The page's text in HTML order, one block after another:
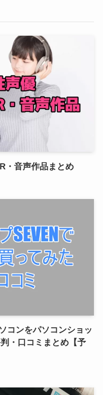
・音声作品まとめ
コンをパソコンショッ
・口コミまとめ【予